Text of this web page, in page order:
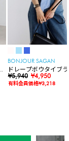
BONJOUR SAGAN
ドレープボウタイブ
ス
¥5,940 ¥4,950
有料会員価格¥3,218